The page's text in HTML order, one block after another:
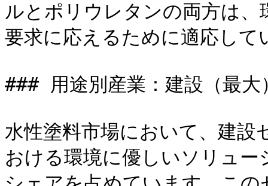
ルとポリウレタンの両方は
要求に応えるために適応し
### 用途別産業：建設（最大
水性塗料市場において、建設
おける環境に優しいソリュ